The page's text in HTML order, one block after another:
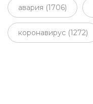
авария (1706)
коронавирус (1272)